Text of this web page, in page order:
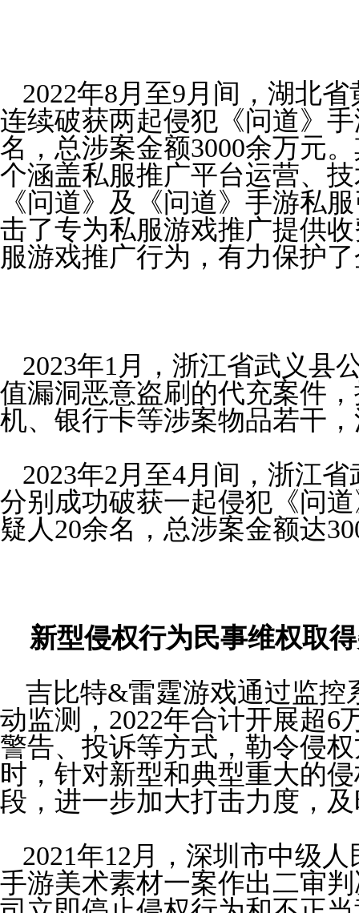
2022年8月 至9月间，湖北
连续破获两起侵犯《问道》
名，总涉案金额3000余万元
个涵盖私服推广平台运营、
《问道》及《问道》手游私
击了专为私服游戏推广提供
服游戏推广行为，有力保护
2023年1 月，浙江省武义县
值漏洞恶意盗刷的代充案件
机、银行卡等涉案物品若干
2023年2月 至4月间，浙江
分别成功破获一起侵犯《问
疑人20余名，总涉案金额达
新型侵权行为民事维权取
吉比特&雷霆游戏通过监控
动监测， 2022年合计开展超6
警告、投诉等方式，勒令侵
时，针对新型和典型重大的
段，进一步加大打击力度，
2021年12月，深圳市中级
手游美术素材一案作出二审